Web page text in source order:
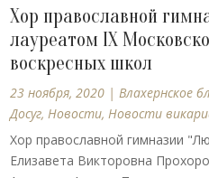
Хор православной
лауреатом IX
воскресных школ
23 ноября, 2020 |Влахернское
Досуг,Новости,Новости
Хор православной гимназии
Елизавета Викторовна